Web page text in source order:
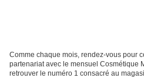
Comme chaque mois, rendez-vous pour
partenariat avec le mensuel Cosmétique
retrouver le numéro 1 consacré au